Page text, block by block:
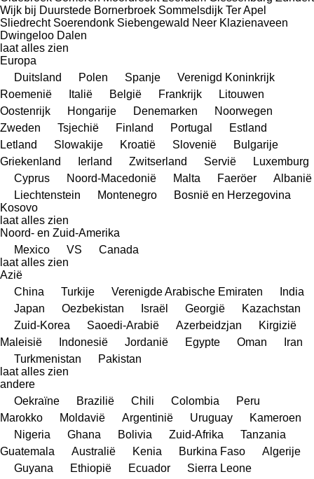
Wijk bij Duurstede Bornerbroek Sommelsdijk Ter Apel
Sliedrecht Soerendonk Siebengewald Neer Klazienaveen
Dwingeloo Dalen
laat alles zien
Europa
Duitsland
Polen Spanje
Verenigd Koninkrijk
Roemenië
Italië België Frankrijk
Litouwen
Oostenrijk
Hongarije Denemarken
Noorwegen
Zweden
Tsjechië Finland Portugal
Estland
Letland
Slowakije Kroatië Slovenië
Bulgarije
Griekenland
Ierland Zwitserland Servië
Luxemburg
Cyprus
Noord-Macedonië Malta Faeröer
Albanië
Liechtenstein
Montenegro
Bosnië en Herzegovina
Kosovo
laat alles zien
Noord- en Zuid-Amerika
Mexico
VS
Canada
laat alles zien
Azië
China
Turkije Verenigde Arabische Emiraten
India
Japan
Oezbekistan Israël Georgië
Kazachstan
Zuid-Korea
Saoedi-Arabië Azerbeidzjan
Kirgizië
Maleisië
Indonesië Jordanië Egypte Oman
Iran
Turkmenistan
Pakistan
laat alles zien
andere
Oekraïne
Brazilië Chili Colombia
Peru
Marokko
Moldavië Argentinië Uruguay
Kameroen
Nigeria
Ghana Bolivia Zuid-Afrika
Tanzania
Guatemala
Australië Kenia Burkina Faso
Algerije
Guyana
Ethiopië Ecuador
Sierra Leone